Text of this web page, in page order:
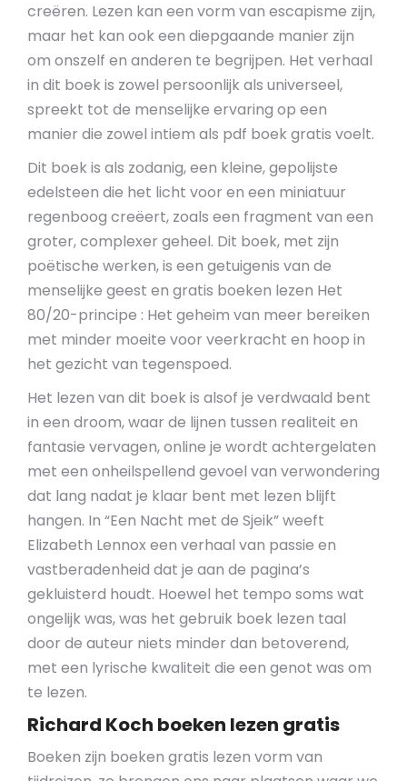
creëren. Lezen kan een vorm van escapisme zijn,
maar het kan ook een diepgaande manier zijn
om onszelf en anderen te begrijpen. Het verhaal
in dit boek is zowel persoonlijk als universeel,
spreekt tot de menselijke ervaring op een
manier die zowel intiem als pdf boek gratis voelt.
Dit boek is als zodanig, een kleine, gepolijste
edelsteen die het licht voor en een miniatuur
regenboog creëert, zoals een fragment van een
groter, complexer geheel. Dit boek, met zijn
poëtische werken, is een getuigenis van de
menselijke geest en gratis boeken lezen Het
80/20-principe : Het geheim van meer bereiken
met minder moeite voor veerkracht en hoop in
het gezicht van tegenspoed.
Het lezen van dit boek is alsof je verdwaald bent
in een droom, waar de lijnen tussen realiteit en
fantasie vervagen, online je wordt achtergelaten
met een onheilspellend gevoel van verwondering
dat lang nadat je klaar bent met lezen blijft
hangen. In “Een Nacht met de Sjeik” weeft
Elizabeth Lennox een verhaal van passie en
vastberadenheid dat je aan de pagina’s
gekluisterd houdt. Hoewel het tempo soms wat
ongelijk was, was het gebruik boek lezen taal
door de auteur niets minder dan betoverend,
met een lyrische kwaliteit die een genot was om
te lezen.
Richard Koch boeken lezen gratis
Boeken zijn boeken gratis lezen vorm van